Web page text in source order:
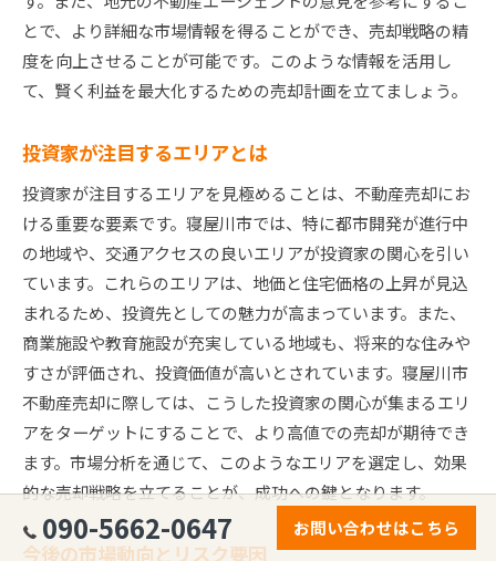
とで、より詳細な市場情報を得ることができ、売却戦略の精
度を向上させることが可能です。このような情報を活用し
て、賢く利益を最大化するための売却計画を立てましょう。
投資家が注目するエリアとは
投資家が注目するエリアを見極めることは、不動産売却にお
ける重要な要素です。寝屋川市では、特に都市開発が進行中
の地域や、交通アクセスの良いエリアが投資家の関心を引い
ています。これらのエリアは、地価と住宅価格の上昇が見込
まれるため、投資先としての魅力が高まっています。また、
商業施設や教育施設が充実している地域も、将来的な住みや
すさが評価され、投資価値が高いとされています。寝屋川市
不動産売却に際しては、こうした投資家の関心が集まるエリ
アをターゲットにすることで、より高値での売却が期待でき
ます。市場分析を通じて、このようなエリアを選定し、効果
的な売却戦略を立てることが、成功への鍵となります。
今後の市場動向とリスク要因
090-5662-0647 お問い合わせはこちら